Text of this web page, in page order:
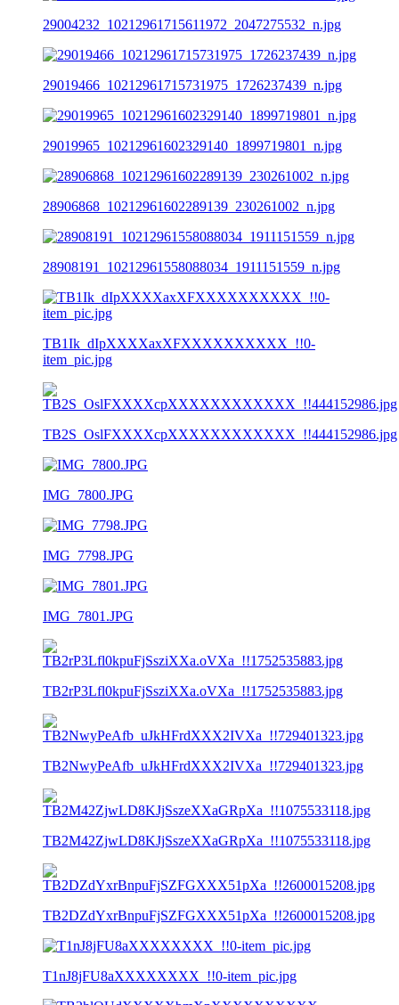
29004232_10212961715611972_2047275532_n.jpg
29019466_10212961715731975_1726237439_n.jpg
29019965_10212961602329140_1899719801_n.jpg
28906868_10212961602289139_230261002_n.jpg
28908191_10212961558088034_1911151559_n.jpg
TB1Ik_dIpXXXXaxXFXXXXXXXXXX_!!0-
item_pic.jpg
TB2S_OslFXXXXcpXXXXXXXXXXXX_!!444152986.jpg
IMG_7800.JPG
IMG_7798.JPG
IMG_7801.JPG
TB2rP3Lfl0kpuFjSsziXXa.oVXa_!!1752535883.jpg
TB2NwyPeAfb_uJkHFrdXXX2IVXa_!!729401323.jpg
TB2M42ZjwLD8KJjSszeXXaGRpXa_!!1075533118.jpg
TB2DZdYxrBnpuFjSZFGXXX51pXa_!!2600015208.jpg
T1nJ8jFU8aXXXXXXXX_!!0-item_pic.jpg